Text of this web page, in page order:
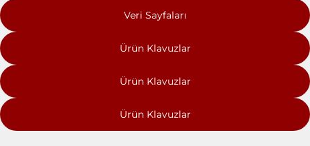
Veri Sayfaları
Ürün Klavuzlar
Ürün Klavuzlar
Ürün Klavuzlar